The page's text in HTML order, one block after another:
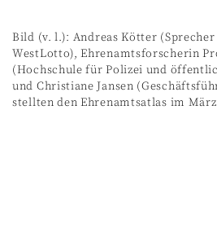
Bild (v. l.): Andreas Kötter
WestLotto), Ehrenamtsforscherin
(Hochschule für Polizei und
und Christiane Jansen
stellten den Ehrenamtsatlas im März